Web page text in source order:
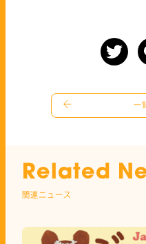
一
Related
関連ニュース